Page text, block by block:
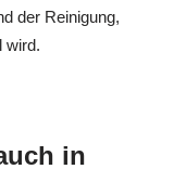
der Reinigung,
wird.
in